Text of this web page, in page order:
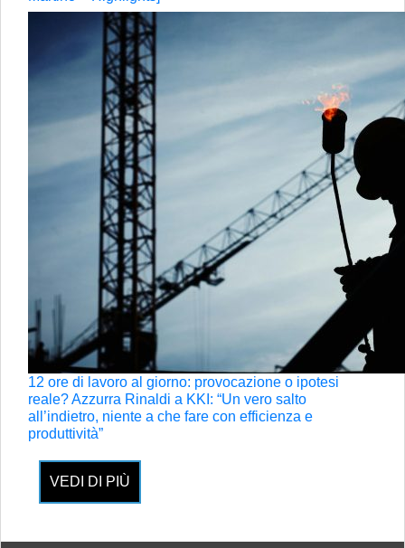
12 ore di lavoro al giorno: provocazione o ipotesi
reale? Azzurra Rinaldi a KKI: “Un vero salto
all’indietro, niente a che fare con efficienza e
produttività”
VEDI DI PIÙ